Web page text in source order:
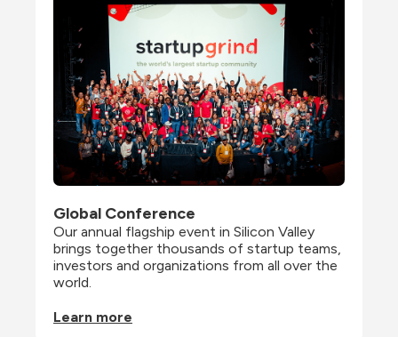
Global Conference
Our annual flagship event in Silicon Valley
brings together thousands of startup teams,
investors and organizations from all over the
world.
Learn more